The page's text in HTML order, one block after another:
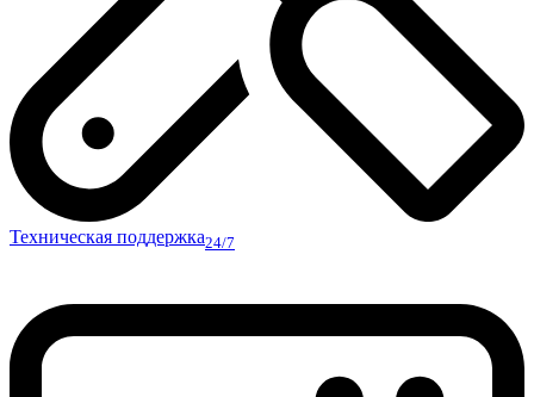
Техническая поддержка24/7